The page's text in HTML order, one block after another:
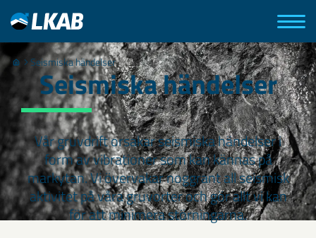
Seismiska händelser
Seismiska händelser
Vår gruvdrift orsakar seismiska händelser i
form av vibrationer som kan kännas på
markytan. Vi övervakar noggrant all seismisk
aktivitet på våra gruvorter och gör allt vi kan
för att minimera störningarna.